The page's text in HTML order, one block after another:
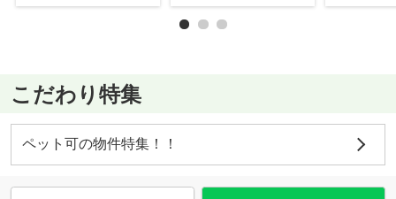
こだわり特集
ペット可の物件特集！！